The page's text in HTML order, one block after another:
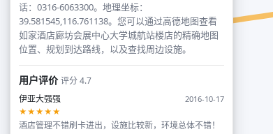
话：0316-6063300。地理坐标：
39.581545,116.761138。您可以通过高德地图查看
如家酒店廊坊会展中心大学城航站楼店的精确地图
位置、规划到达路线，以及查找周边设施。
用户评价评分 4.7
伊亚大强强
2016-10-17
★★★★★
酒店管理不错刷卡进出，设施比较新，环境总体不错！